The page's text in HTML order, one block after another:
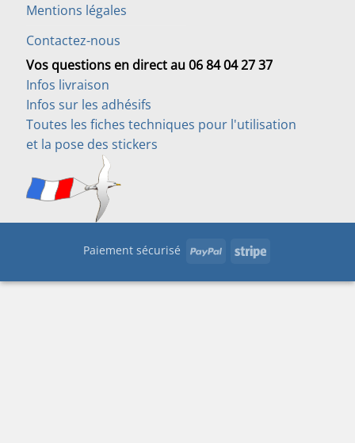
Mentions légales
Contactez-nous
Vos questions en direct au 06 84 04 27 37
Infos livraison
Infos sur les adhésifs
Toutes les fiches techniques pour l'utilisation
et la pose des stickers
Paiement sécurisé PayPal Stripe